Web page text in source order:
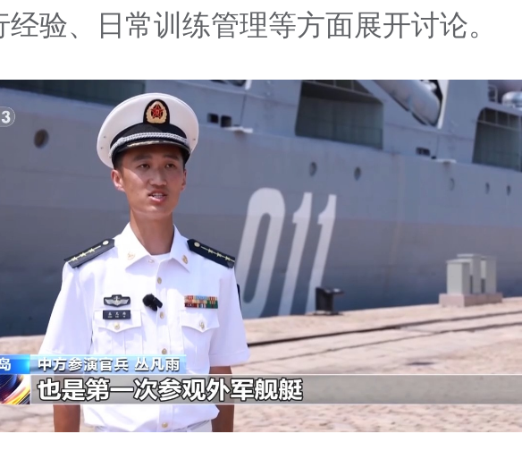
验、日常训练管理等方面展开讨论。